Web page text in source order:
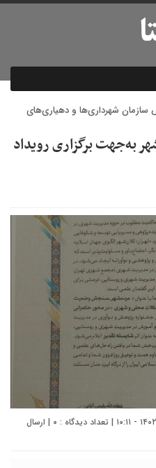
شهرداری‌ها و دهیاری‌های
به‌جهت برگزاری رویداد
۰ | ارسال